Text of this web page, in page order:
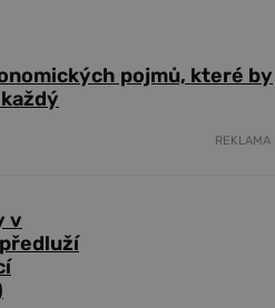
pojmů, které by
REKLAMA
v